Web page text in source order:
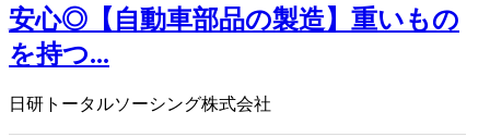
安心◎【自動車部品の製造】重いもの
を持つ...
日研トータルソーシング株式会社